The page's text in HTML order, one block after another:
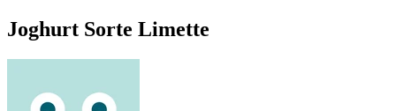
Joghurt Sorte Limette